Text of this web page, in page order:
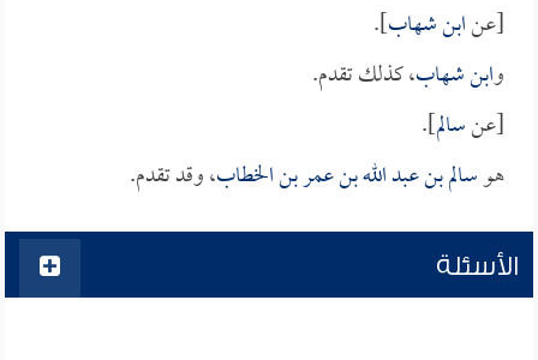
[عنابن شهاب].
وابن شهاب، كذلك تقدم.
[عنسالم].
هوسالم بن عبد الله بن عمر بن الخطاب، وقد تقدم.
الأسئلة